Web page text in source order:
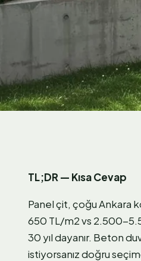
TL;DR — Kısa Cevap
Panel çit, çoğu Ankara
650 TL/m2 vs 2.500-
30 yıl dayanır. Beton
istiyorsanız doğru